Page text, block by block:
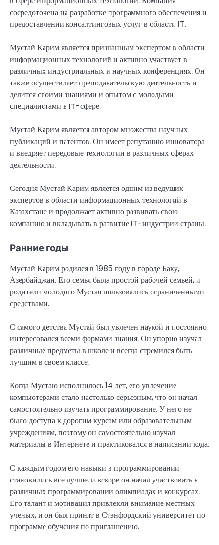
сосредоточена на разработке программного обеспечения и
предоставлении консалтинговых услуг в области IT.
Мустай Карим является признанным экспертом в области
информационных технологий и активно участвует в
различных индустриальных и научных конференциях. Он
также осуществляет преподавательскую деятельность и
делится своими знаниями и опытом с молодыми
специалистами в IT-сфере.
Мустай Карим является автором множества научных
публикаций и патентов. Он имеет репутацию инноватора
и внедряет передовые технологии в различных сферах
деятельности.
Сегодня Мустай Карим является одним из ведущих
экспертов в области информационных технологий в
Казахстане и продолжает активно развивать свою
компанию и вкладывать в развитие IT-индустрии страны.
Ранние годы
Мустай Карим родился в 1985 году в городе Баку,
Азербайджан. Его семья была простой рабочей семьей, и
родители молодого Мустая пользовались ограниченными
средствами.
С самого детства Мустай был увлечен наукой и постоянно
интересовался всеми формами знания. Он упорно изучал
различные предметы в школе и всегда стремился быть
лучшим в своем классе.
Когда Мустаю исполнилось 14 лет, его увлечение
компьютерами стало настолько серьезным, что он начал
самостоятельно изучать программирование. У него не
было доступа к дорогим курсам или образовательным
учреждениям, поэтому он самостоятельно изучал
материалы в Интернете и практиковался в написании кода.
С каждым годом его навыки в программировании
становились все лучше, и вскоре он начал участвовать в
различных программировании олимпиадах и конкурсах.
Его талант и мотивация привлекли внимание местных
ученых, и он был принят в Стэнфордский университет по
программе обучения по приглашению.